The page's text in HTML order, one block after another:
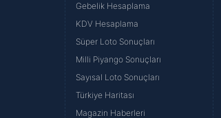
Gebelik Hesaplama
KDV Hesaplama
Süper Loto Sonuçları
Milli Piyango Sonuçları
Sayısal Loto Sonuçları
Türkiye Haritası
Magazin Haberleri